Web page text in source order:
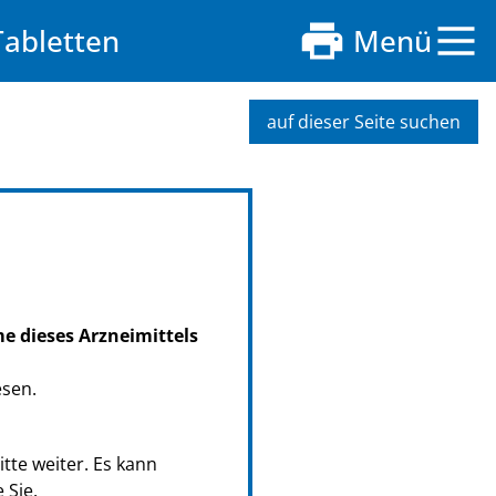
Menü
auf dieser Seite suchen
dieses Arzneimittels
weiter. Es kann
Sie.